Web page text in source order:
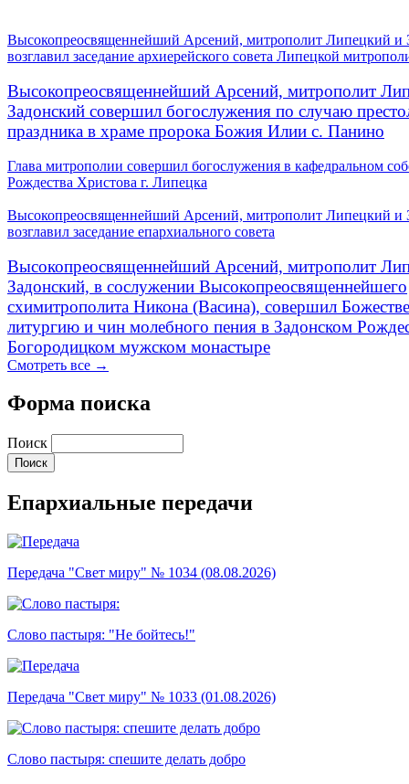
Высокопреосвященнейший Арсений, митрополит Липецкий и
возглавил заседание архиерейского совета Липецкой
Высокопреосвященнейший Арсений, митрополит
Задонский совершил богослужения по случаю
праздника в храме пророка Божия Илии с. Панино
Глава митрополии совершил богослужения в кафедральном
Рождества Христова г. Липецка
Высокопреосвященнейший Арсений, митрополит Липецкий и
возглавил заседание епархиального совета
Высокопреосвященнейший Арсений, митрополит
Задонский, в сослужении Высокопреосвященнейшего
схимитрополита Никона (Васина), совершил
литургию и чин молебного пения в Задонском
Богородицком мужском монастыре
Смотреть все →
Форма поиска
Поиск
Епархиальные передачи
Передача "Свет миру" № 1034 (08.08.2026)
Слово пастыря: "Не бойтесь!"
Передача "Свет миру" № 1033 (01.08.2026)
Слово пастыря: спешите делать добро